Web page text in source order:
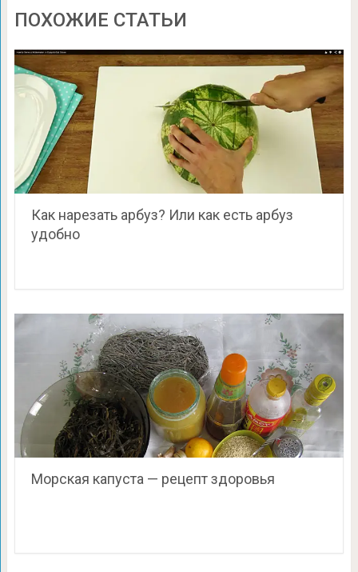
ПОХОЖИЕ СТАТЬИ
Как нарезать арбуз? Или как есть арбуз
удобно
Морская капуста — рецепт здоровья